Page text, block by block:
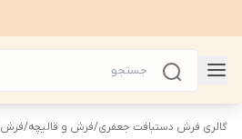
گالری فرش دستبافت جعفری/فرش و قالیچه/فرش 3متری